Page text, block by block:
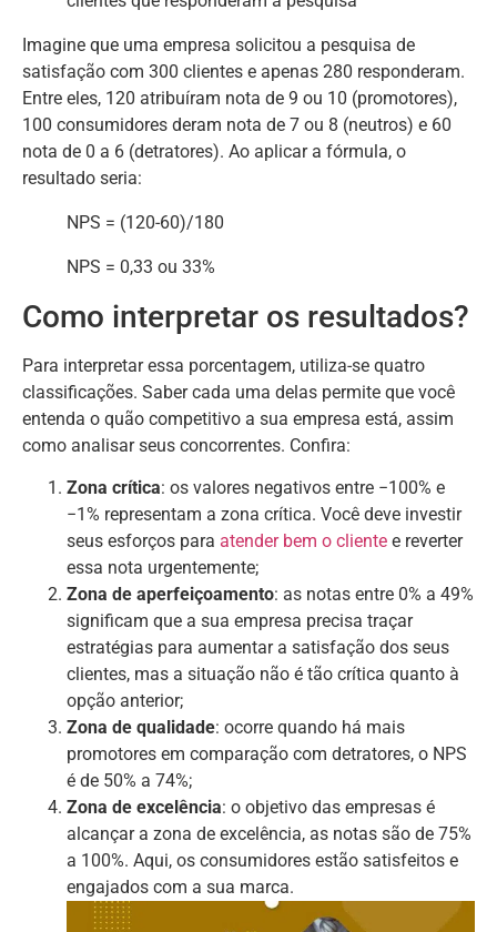
Imagine que uma empresa solicitou a pesquisa de
satisfação com 300 clientes e apenas 280 responderam.
Entre eles, 120 atribuíram nota de 9 ou 10 (promotores),
100 consumidores deram nota de 7 ou 8 (neutros) e 60
nota de 0 a 6 (detratores). Ao aplicar a fórmula, o
resultado seria:
NPS = (120-60)/180
NPS = 0,33 ou 33%
Como interpretar os resultados?
Para interpretar essa porcentagem, utiliza-se quatro
classificações. Saber cada uma delas permite que você
entenda o quão competitivo a sua empresa está, assim
como analisar seus concorrentes. Confira:
Zona crítica: os valores negativos entre −100% e
−1% representam a zona crítica. Você deve investir
seus esforços para atender bem o cliente e reverter
essa nota urgentemente;
Zona de aperfeiçoamento: as notas entre 0% a 49%
significam que a sua empresa precisa traçar
estratégias para aumentar a satisfação dos seus
clientes, mas a situação não é tão crítica quanto à
opção anterior;
Zona de qualidade: ocorre quando há mais
promotores em comparação com detratores, o NPS
é de 50% a 74%;
Zona de excelência: o objetivo das empresas é
alcançar a zona de excelência, as notas são de 75%
a 100%. Aqui, os consumidores estão satisfeitos e
engajados com a sua marca.